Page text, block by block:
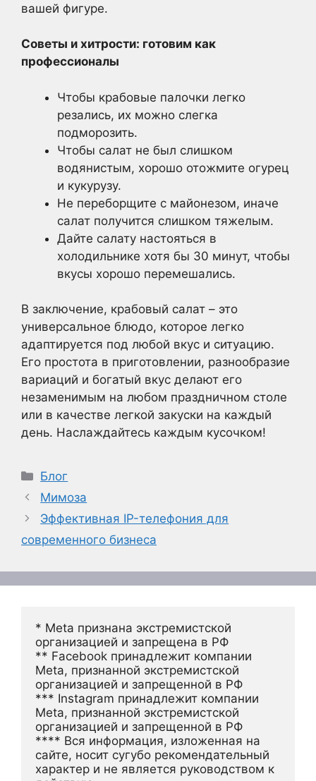
вашей фигуре.
Советы и хитрости: готовим как
профессионалы
Чтобы крабовые палочки легко
резались, их можно слегка
подморозить.
Чтобы салат не был слишком
водянистым, хорошо отожмите огурец
и кукурузу.
Не переборщите с майонезом, иначе
салат получится слишком тяжелым.
Дайте салату настояться в
холодильнике хотя бы 30 минут, чтобы
вкусы хорошо перемешались.
В заключение, крабовый салат – это
универсальное блюдо, которое легко
адаптируется под любой вкус и ситуацию.
Его простота в приготовлении, разнообразие
вариаций и богатый вкус делают его
незаменимым на любом праздничном столе
или в качестве легкой закуски на каждый
день. Наслаждайтесь каждым кусочком!
Рубрики
Блог
Мимоза
Эффективная IP-телефония для
современного бизнеса
* Meta признана экстремистской
организацией и запрещена в РФ
** Facebook принадлежит компании
Meta, признанной экстремистской
организацией и запрещенной в РФ
*** Instagram принадлежит компании
Meta, признанной экстремистской
организацией и запрещенной в РФ
**** Вся информация, изложенная на
сайте, носит сугубо рекомендательный
характер и не является руководством к